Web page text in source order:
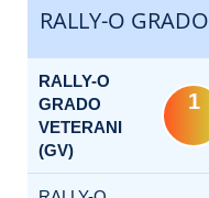
RALLY-O
RALLY-O
GRADO
VETERANI
(GV)
1